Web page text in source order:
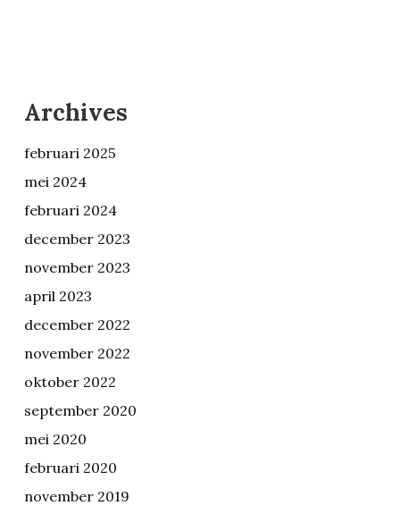
Archives
februari 2025
mei 2024
februari 2024
december 2023
november 2023
april 2023
december 2022
november 2022
oktober 2022
september 2020
mei 2020
februari 2020
november 2019